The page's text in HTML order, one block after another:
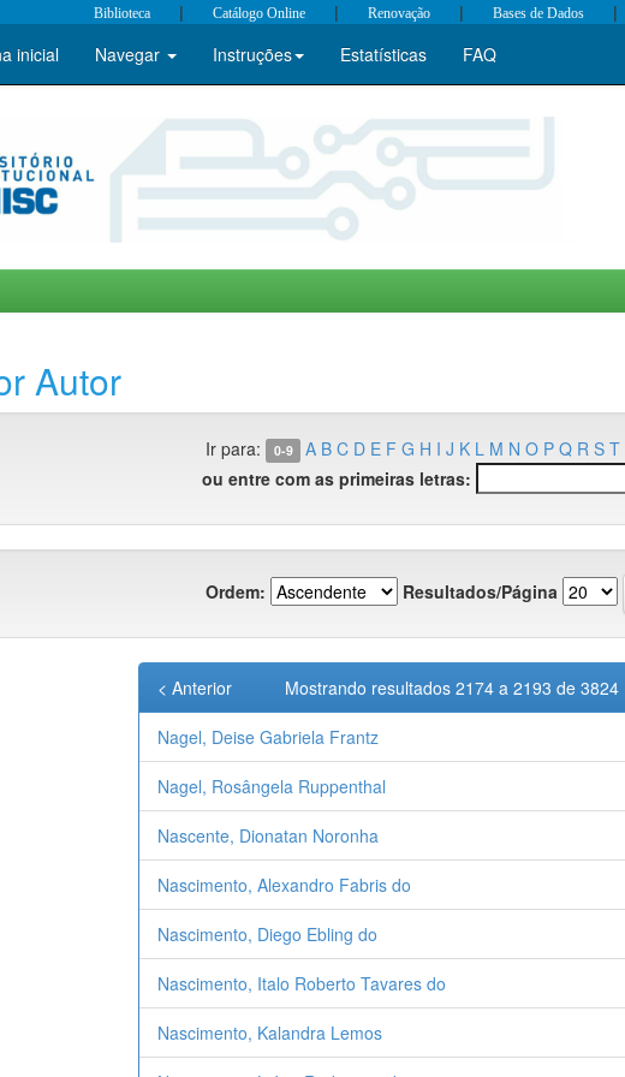
Biblioteca | Catálogo Online | Renovação | Bases de Dados |
inicial Navegar Instruções Estatísticas FAQ
Autor
Ir para: 0-9 A B C D E F G H I J K L M N O P Q R S T
ou entre com as primeiras letras:
Ordem: Resultados/Página
Mostrando resultados 2174 a 2193 de 3824
< Anterior
Nagel, Deise Gabriela Frantz
Nagel, Rosângela Ruppenthal
Nascente, Dionatan Noronha
Nascimento, Alexandro Fabris do
Nascimento, Diego Ebling do
Nascimento, Italo Roberto Tavares do
Nascimento, Kalandra Lemos